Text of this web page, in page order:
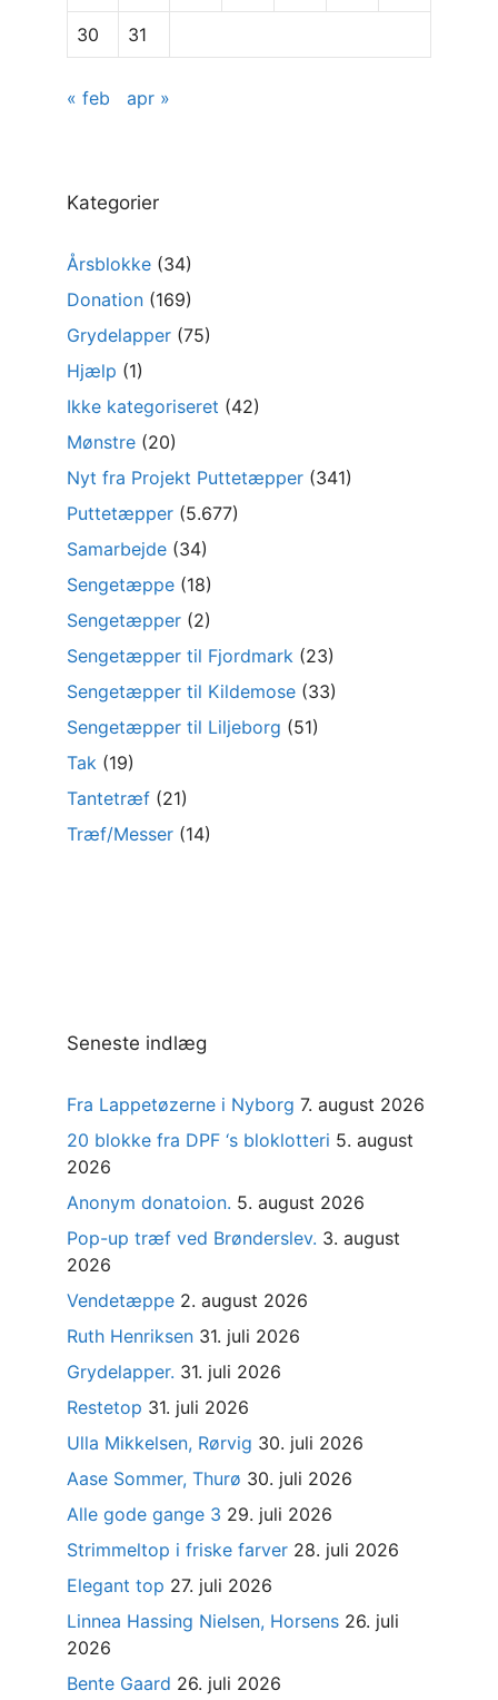
30 31
« feb apr »
Kategorier
Årsblokke (34)
Donation (169)
Grydelapper (75)
Hjælp (1)
Ikke kategoriseret (42)
Mønstre (20)
Nyt fra Projekt Puttetæpper (341)
Puttetæpper (5.677)
Samarbejde (34)
Sengetæppe (18)
Sengetæpper (2)
Sengetæpper til Fjordmark (23)
Sengetæpper til Kildemose (33)
Sengetæpper til Liljeborg (51)
Tak (19)
Tantetræf (21)
Træf/Messer (14)
Seneste indlæg
Fra Lappetøzerne i Nyborg 7. august 2026
20 blokke fra DPF ‘s bloklotteri 5. august
2026
Anonym donatoion. 5. august 2026
Pop-up træf ved Brønderslev. 3. august
2026
Vendetæppe 2. august 2026
Ruth Henriksen 31. juli 2026
Grydelapper. 31. juli 2026
Restetop 31. juli 2026
Ulla Mikkelsen, Rørvig 30. juli 2026
Aase Sommer, Thurø 30. juli 2026
Alle gode gange 3 29. juli 2026
Strimmeltop i friske farver 28. juli 2026
Elegant top 27. juli 2026
Linnea Hassing Nielsen, Horsens 26. juli
2026
Bente Gaard 26. juli 2026